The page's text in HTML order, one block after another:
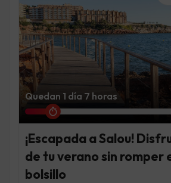
Quedan 1 día 7 horas
¡Escapada a Salou!
de tu verano sin romper
bolsillo